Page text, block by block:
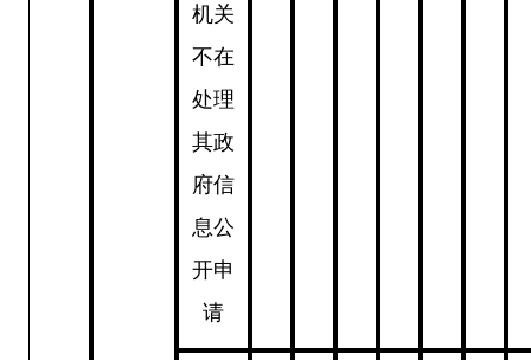
机关
不在
处理
其政
府信
息公
开申
请